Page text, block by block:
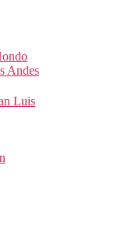
Andes
Luis